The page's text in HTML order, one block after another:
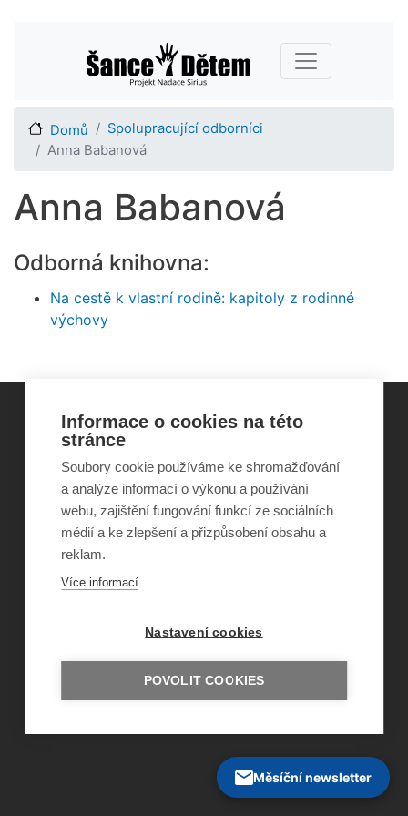
hlavnímu
obsahu
Main navigation
Domů
Spolupracující odborníci
Anna Babanová
Anna Babanová
Odborná knihovna:
Na cestě k vlastní rodině: kapitoly z rodinné
výchovy
2011–2026
Šance Dětem
ISSN 1805-8876
nazory@sancedetem.cz
Odběr novinek e-mailem
Ochrana osobních údajů
Měsíční newsletter
Informace o cookies na této
stránce
Soubory cookie používáme ke shromažďování
a analýze informací o výkonu a používání
webu, zajištění fungování funkcí ze sociálních
médií a ke zlepšení a přizpůsobení obsahu a
reklam.
Více informací
Nastavení cookies
POVOLIT COOKIES